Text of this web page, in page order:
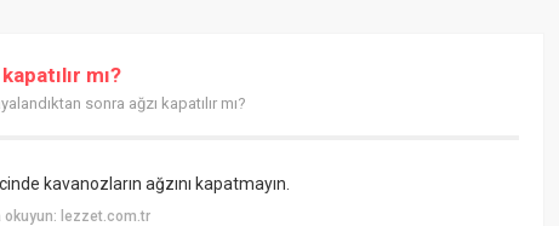
mı?
sonra ağzı kapatılır mı?
kavanozların ağzını kapatmayın.
okuyun: lezzet.com.tr